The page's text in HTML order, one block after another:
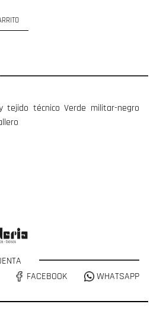
técnico Verde militar-negro
FACEBOOK WHATSAPP